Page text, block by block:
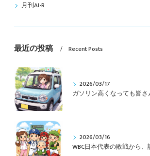
月刊AI-R
最近の投稿 Recent Posts
2026/03/17
2026/03/16